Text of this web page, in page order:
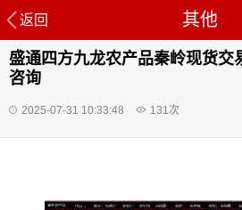
返回 其他
盛通四方九龙农产品秦岭现货交
咨询
2025-07-31 10:33:48 131次